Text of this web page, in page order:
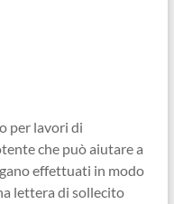
per lavori di
che può aiutare a
effettuati in modo
lettera di sollecito